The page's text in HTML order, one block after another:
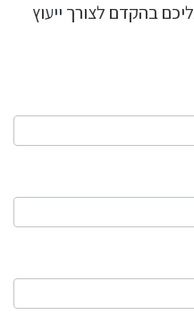
בהקדם לצורך ייעוץ